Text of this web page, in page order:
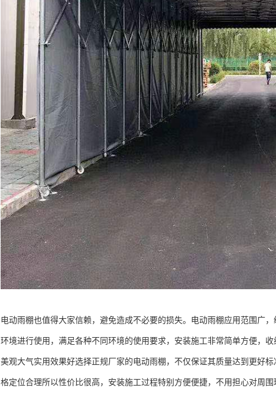
电动雨棚也值得大家信赖，避免造成不必要的损失。电动雨棚应用范围广
环境进行使用，满足各种不同环境的使用要求，安装施工非常简单方便，
美观大气实用效果好选择正规厂家的电动雨棚，不仅保证其质量达到更好
格定位合理所以性价比很高，安装施工过程特别方便便捷，不用担心对周